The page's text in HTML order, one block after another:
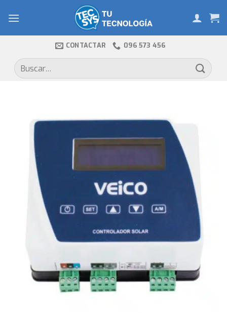
CONTACTAR 096 573 456
Buscar
por: